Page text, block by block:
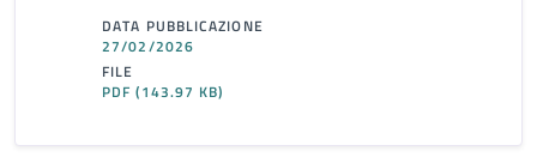
DATA PUBBLICAZIONE
27/02/2026
FILE
PDF(143.97 KB)